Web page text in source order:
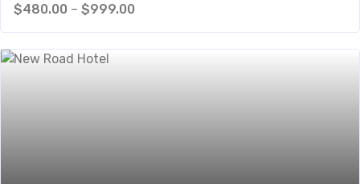
$480.00 – $999.00